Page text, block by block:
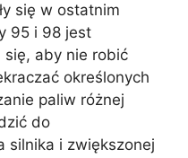
się w ostatnim
95 i 98 jest
się, aby nie robić
określonych
paliw różnej
do
silnika i zwiększonej